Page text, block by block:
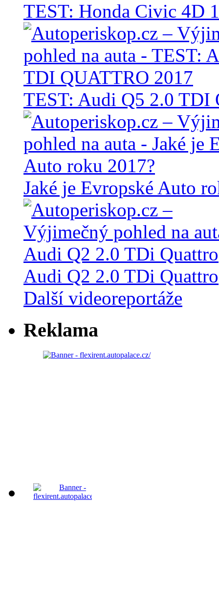
TEST: Honda Civic 4D
TEST: Audi Q5 2.0 TDI
Jaké je Evropské Auto
Audi Q2 2.0 TDi Quattro
Další videoreportáže
Reklama